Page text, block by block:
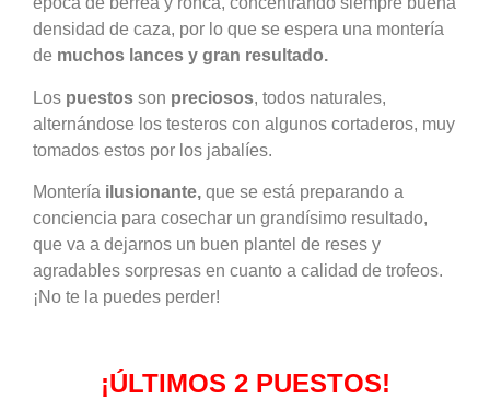
densidad de caza, por lo que se espera una montería
de muchos lances y gran resultado.
Los puestos son preciosos, todos naturales,
alternándose los testeros con algunos cortaderos, muy
tomados estos por los jabalíes.
Montería ilusionante, que se está preparando a
conciencia para cosechar un grandísimo resultado,
que va a dejarnos un buen plantel de reses y
agradables sorpresas en cuanto a calidad de trofeos.
¡No te la puedes perder!
¡ÚLTIMOS 2 PUESTOS!